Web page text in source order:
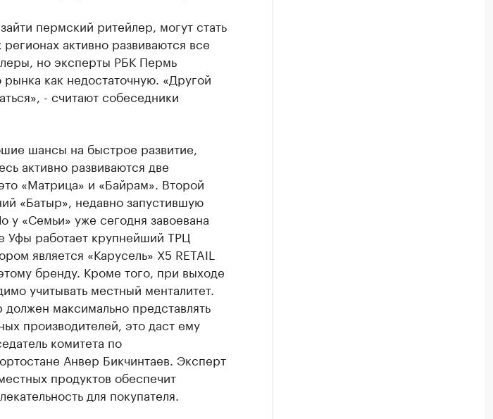
пермский ритейлер, могут стать
активно развиваются все
но эксперты РБК Пермь
как недостаточную. «Другой
- считают собеседники
шансы на быстрое развитие,
активно развиваются две
«Матрица» и «Байрам». Второй
«Батыр», недавно запустившую
у «Семьи» уже сегодня завоевана
Уфы работает крупнейший ТРЦ
является «Карусель» X5 RETAIL
бренду. Кроме того, при выходе
учитывать местный менталитет.
максимально представлять
производителей, это даст ему
комитета по
Анвер Бикчинтаев. Эксперт
продуктов обеспечит
для покупателя.